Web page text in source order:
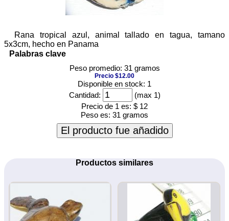
Rana tropical azul, animal tallado en tagua, tamano
5x3cm, hecho en Panama
Palabras clave
Peso promedio: 31 gramos
Precio $12.00
Disponible en stock: 1
Cantidad:
(max 1)
Precio de 1 es: $ 12
Peso es: 31 gramos
El producto fue añadido
Productos similares